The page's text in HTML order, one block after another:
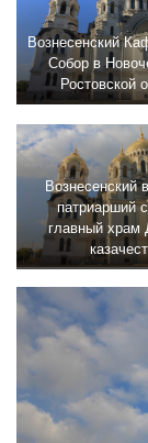
Вознесенский
Собор в
Ростовской
Вознесенский
патриарший
главный храм